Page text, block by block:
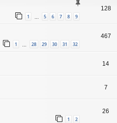
1 5 6 7 8 9
128
1 28 29 30 31 32
467
14
7
1 2
26